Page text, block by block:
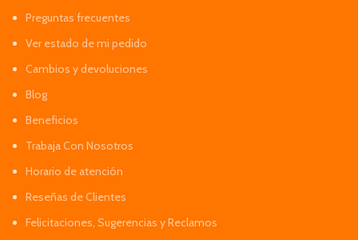
Preguntas frecuentes
Ver estado de mi pedido
Cambios y devoluciones
Blog
Beneficios
Trabaja Con Nosotros
Horario de atención
Reseñas de Clientes
Felicitaciones, Sugerencias y Reclamos